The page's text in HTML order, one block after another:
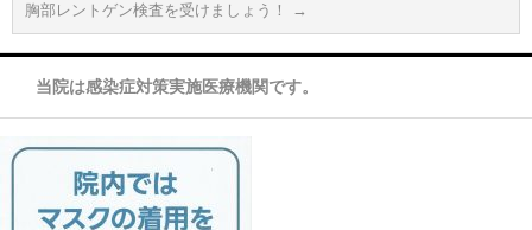
胸部レントゲン検査を受けましょう！
→
当院は感染症対策実施医療機関です。